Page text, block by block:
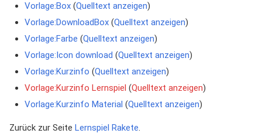
Vorlage:Box(Quelltext anzeigen)
Vorlage:DownloadBox(Quelltext anzeigen)
Vorlage:Farbe (Quelltext anzeigen)
Vorlage:Icon download (Quelltext anzeigen)
Vorlage:Kurzinfo (Quelltext anzeigen)
Vorlage:Kurzinfo Lernspiel (Quelltext anzeigen)
Vorlage:Kurzinfo Material (Quelltext anzeigen)
Zurück zur Seite Lernspiel Rakete.